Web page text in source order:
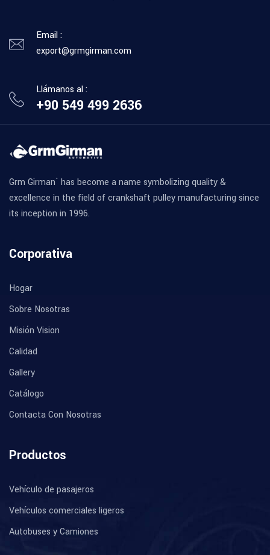
Email :
export@grmgirman.com
Llámanos al :
+90 549 499 2636
Grm Girman` has become a name symbolizing quality &
excellence in the field of crankshaft pulley manufacturing since
its inception in 1996.
Corporativa
Hogar
Sobre Nosotras
Misión Vision
Calidad
Gallery
Catálogo
Contacta Con Nosotras
Productos
Vehículo de pasajeros
Vehículos comerciales ligeros
Autobuses y Camiones